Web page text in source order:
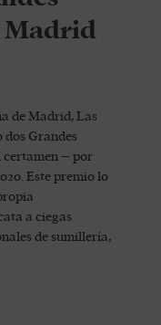
Madrid
de Madrid, Las
Grandes
certamen – por
Este premio lo
a ciegas
de sumillería,